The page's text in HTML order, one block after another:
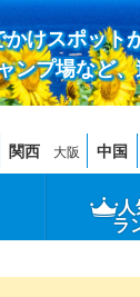
けスポット
ンプ場など
関西 大阪 中国
人
ラ